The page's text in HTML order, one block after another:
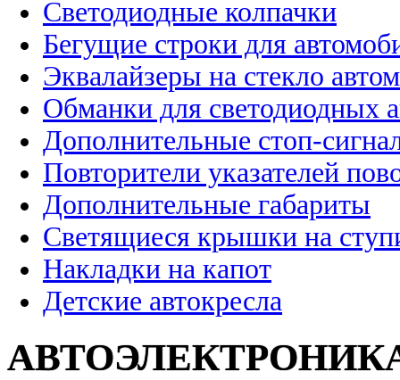
Светодиодные колпачки
Бегущие строки для
Эквалайзеры на стекло
Обманки для светодиодных
Дополнительные стоп-
Повторители указателей
Дополнительные габариты
Светящиеся крышки на
Накладки на капот
Детские автокресла